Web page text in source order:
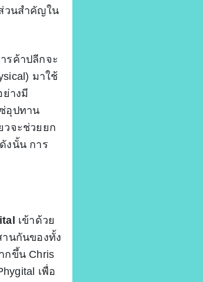
วนสำคัญใน
ค้าปลีกจะ
มาใช้
างมี
อุปทาน
วจะช่วยยก
งนั้น การ
เข้าด้วย
านกันของทั้ง
กขึ้น Chris
เพื่อ